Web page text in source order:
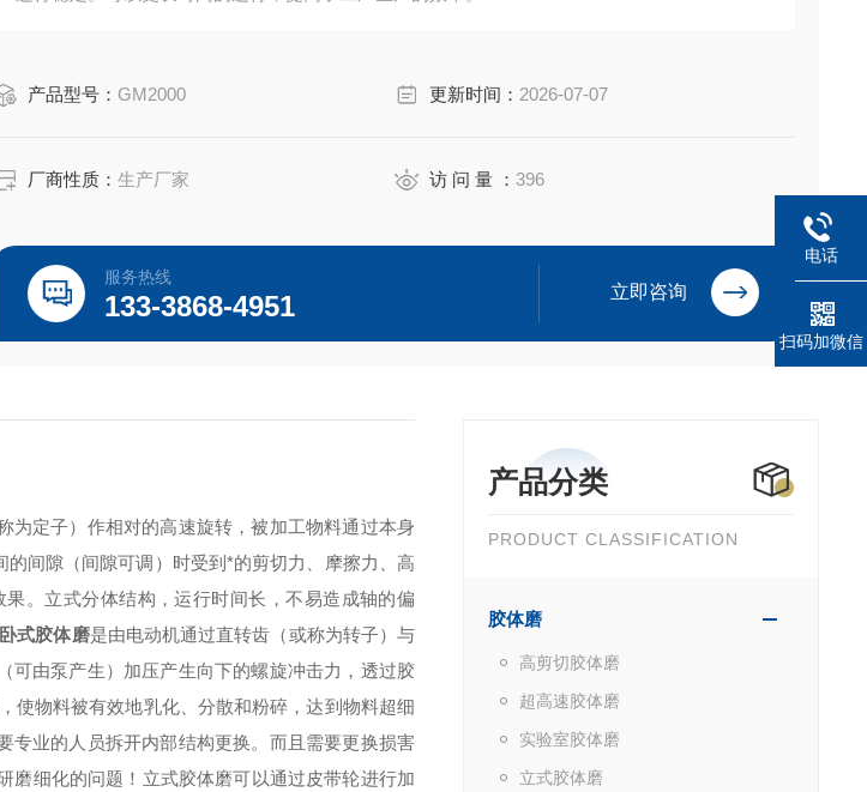
产品型号： GM2000 更新时间： 2026-07-07
厂商性质：生产厂家 访 问 量 ：396
服务热线
133-3868-4951 立即咨询
产品分类
PRODUCT CLASSIFICATION
胶体磨
高剪切胶体磨
超高速胶体磨
实验室胶体磨
立式胶体磨
为定子）作相对的高速旋转，被加工物料通过本身
间隙（间隙可调）时受到*的剪切力、摩擦力、高
。立式分体结构，运行时间长，不易造成轴的偏
卧式胶体磨是由电动机通过直转齿（或称为转子）与
可由泵产生）加压产生向下的螺旋冲击力，透过胶
使物料被有效地乳化、分散和粉碎，达到物料超细
专业的人员拆开内部结构更换。而且需要更换损害
磨细化的问题！立式胶体磨可以通过皮带轮进行加
电话
扫码加微信